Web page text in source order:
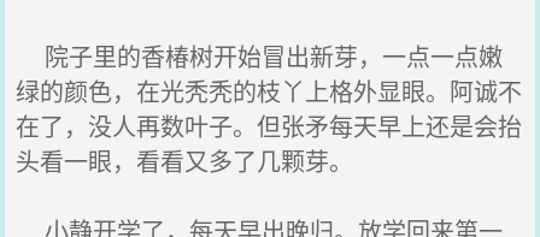
院子里的香椿树开始冒出新芽，一点一点嫩
绿的颜色，在光秃秃的枝丫上格外显眼。阿诚不
在了，没人再数叶子。但张矛每天早上还是会抬
头看一眼，看看又多了几颗芽。